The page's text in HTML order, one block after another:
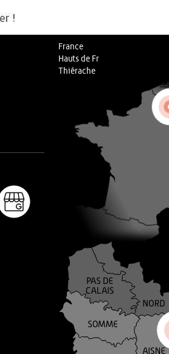
France
Hauts de Fr
Thiérache